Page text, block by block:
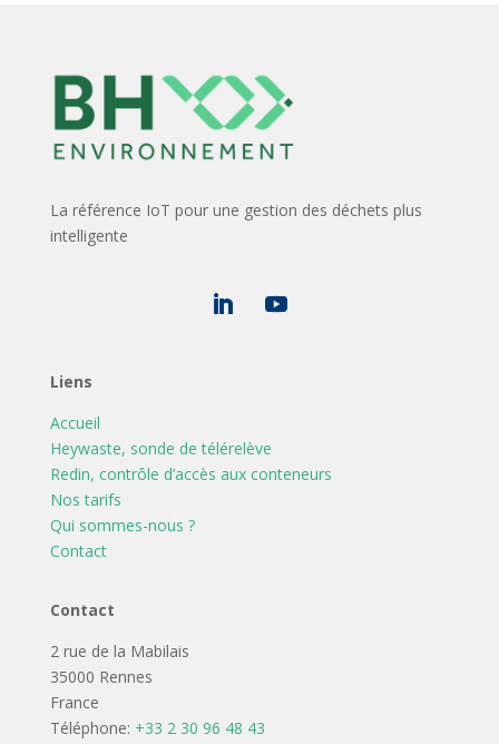
La référence IoT pour une gestion des déchets plus
intelligente
Liens
Accueil
Heywaste, sonde de télérelève
Redin, contrôle d’accès aux conteneurs
Nos tarifs
Qui sommes-nous ?
Contact
Contact
2 rue de la Mabilais
35000 Rennes
France
Téléphone: +33 2 30 96 48 43